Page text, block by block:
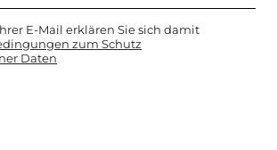
E-Mail erklären Sie sich damit
zum Schutz
Daten